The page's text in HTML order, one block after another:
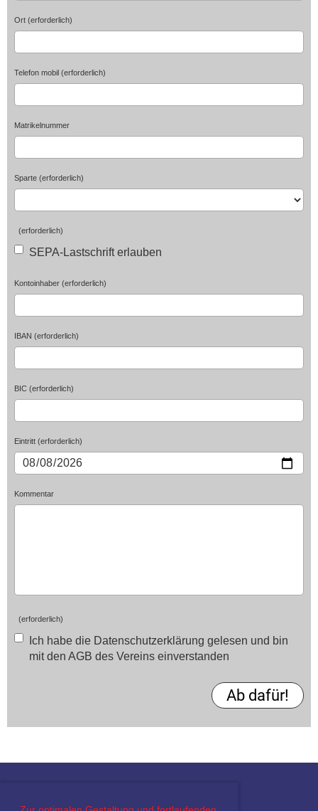
Ort (erforderlich)
Telefon mobil (erforderlich)
Matrikelnummer
Sparte (erforderlich)
(erforderlich)
SEPA-Lastschrift erlauben
Kontoinhaber (erforderlich)
IBAN (erforderlich)
BIC (erforderlich)
Eintritt (erforderlich)
Kommentar
(erforderlich)
Ich habe die Datenschutzerklärung gelesen und bin
mit den AGB des Vereins einverstanden